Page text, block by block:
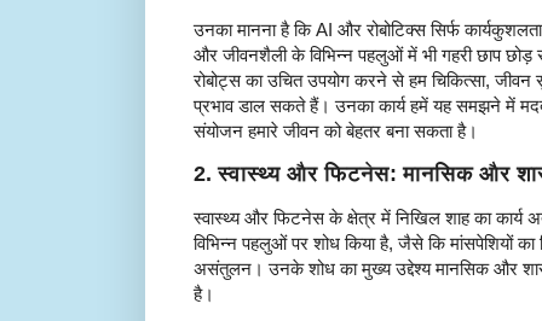
उनका मानना है कि AI और रोबोटिक्स सिर्फ
और जीवनशैली के विभिन्न पहलुओं में भी गहरी छाप
रोबोट्स का उचित उपयोग करने से हम चिकित्सा, जीवन
प्रभाव डाल सकते हैं। उनका कार्य हमें यह समझने में
संयोजन हमारे जीवन को बेहतर बना सकता है।
2.स्वास्थ्य और फिटनेस: मानसिक और
स्वास्थ्य और फिटनेस के क्षेत्र में निखिल शाह का कार्य
विभिन्न पहलुओं पर शोध किया है, जैसे कि मांसपेशियों का
असंतुलन। उनके शोध का मुख्य उद्देश्य मानसिक और
है।